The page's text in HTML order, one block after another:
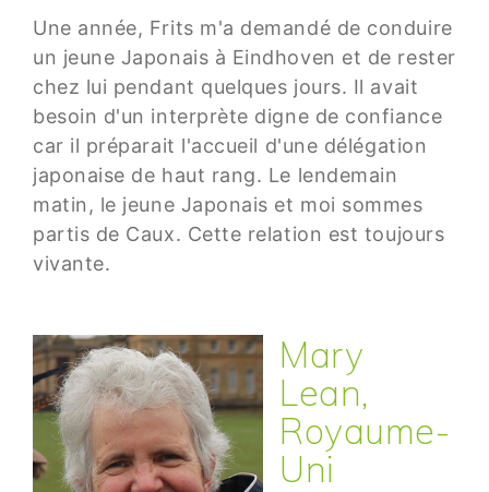
Une année, Frits m'a demandé de conduire
un jeune Japonais à Eindhoven et de rester
chez lui pendant quelques jours. Il avait
besoin d'un interprète digne de confiance
car il préparait l'accueil d'une délégation
japonaise de haut rang. Le lendemain
matin, le jeune Japonais et moi sommes
partis de Caux. Cette relation est toujours
vivante.
Mary
Lean,
Royaume-
Uni